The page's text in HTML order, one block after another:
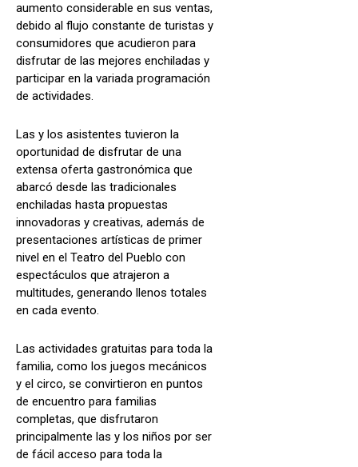
aumento considerable en sus ventas,
debido al flujo constante de turistas y
consumidores que acudieron para
disfrutar de las mejores enchiladas y
participar en la variada programación
de actividades.
Las y los asistentes tuvieron la
oportunidad de disfrutar de una
extensa oferta gastronómica que
abarcó desde las tradicionales
enchiladas hasta propuestas
innovadoras y creativas, además de
presentaciones artísticas de primer
nivel en el Teatro del Pueblo con
espectáculos que atrajeron a
multitudes, generando llenos totales
en cada evento.
Las actividades gratuitas para toda la
familia, como los juegos mecánicos
y el circo, se convirtieron en puntos
de encuentro para familias
completas, que disfrutaron
principalmente las y los niños por ser
de fácil acceso para toda la